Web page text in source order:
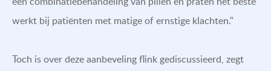
werkt bij patiënten met matige of ernstige klachten."
Toch is over deze aanbeveling flink gediscussieerd, zegt